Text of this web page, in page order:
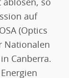
ablösen, so
auf
(Optics
Nationalen
Canberra.